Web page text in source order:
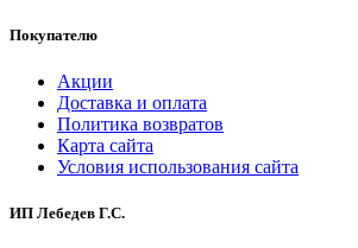
Покупателю
Акции
Доставка и оплата
Политика возвратов
Карта сайта
Условия использования сайта
ИП Лебедев Г.С.